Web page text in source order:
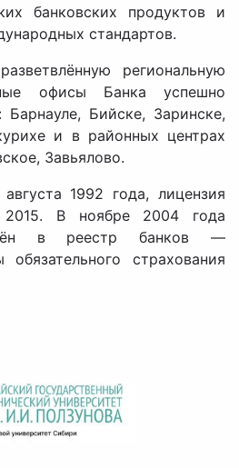
банковских продуктов и
стандартов.
региональную
офисы Банка успешно
Бийске, Заринске,
и в районных центрах
Завьялово.
1992 года, лицензия
В ноябре 2004 года
в реестр банков —
страхования